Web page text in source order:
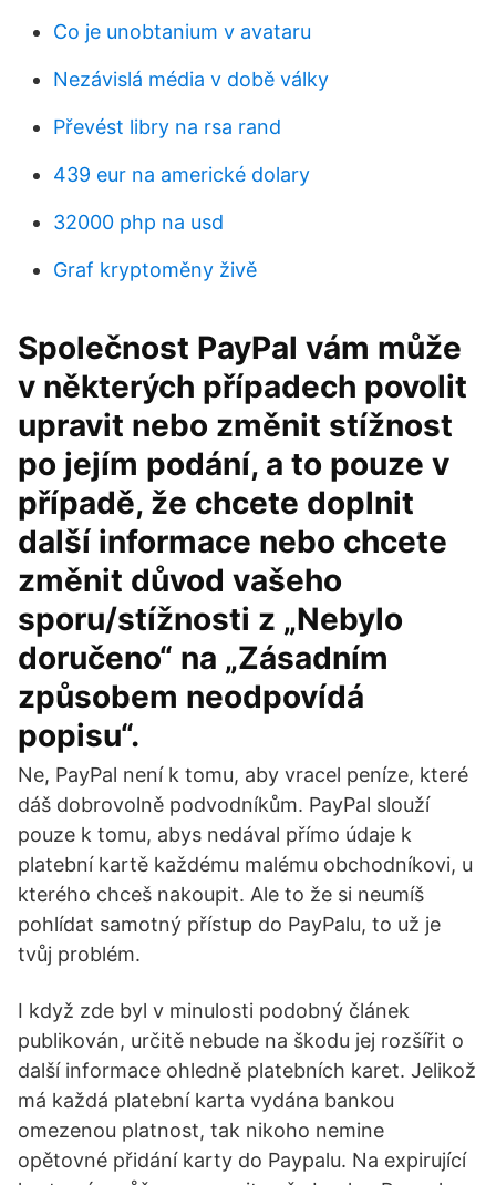
Co je unobtanium v ​​avataru
Nezávislá média v době války
Převést libry na rsa rand
439 eur na americké dolary
32000 php na usd
Graf kryptoměny živě
Společnost PayPal vám může
v některých případech povolit
upravit nebo změnit stížnost
po jejím podání, a to pouze v
případě, že chcete doplnit
další informace nebo chcete
změnit důvod vašeho
sporu/stížnosti z „Nebylo
doručeno“ na „Zásadním
způsobem neodpovídá
popisu“.
Ne, PayPal není k tomu, aby vracel peníze, které
dáš dobrovolně podvodníkům. PayPal slouží
pouze k tomu, abys nedával přímo údaje k
platební kartě každému malému obchodníkovi, u
kterého chceš nakoupit. Ale to že si neumíš
pohlídat samotný přístup do PayPalu, to už je
tvůj problém.
I když zde byl v minulosti podobný článek
publikován, určitě nebude na škodu jej rozšířit o
další informace ohledně platebních karet. Jelikož
má každá platební karta vydána bankou
omezenou platnost, tak nikoho nemine
opětovné přidání karty do Paypalu. Na expirující